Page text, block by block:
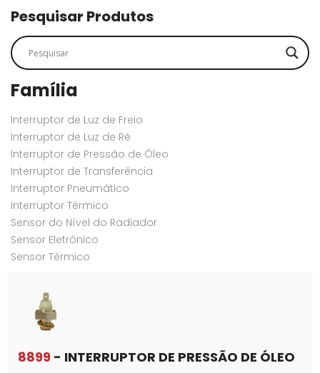
Pesquisar Produtos
Família
Interruptor de Luz de Freio
Interruptor de Luz de Ré
Interruptor de Pressão de Óleo
Interruptor de Transferência
Interruptor Pneumático
Interruptor Térmico
Sensor do Nível do Radiador
Sensor Eletrônico
Sensor Térmico
8899 - INTERRUPTOR DE PRESSÃO DE ÓLEO